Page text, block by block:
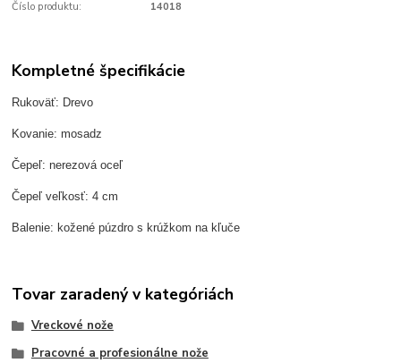
Číslo produktu: 14018
Kompletné špecifikácie
Rukoväť: Drevo
Kovanie: mosadz
Čepeľ: nerezová oceľ
Čepeľ veľkosť: 4 cm
Balenie: kožené púzdro s krúžkom na kľuče
Tovar zaradený v kategóriách
Vreckové nože
Pracovné a profesionálne nože